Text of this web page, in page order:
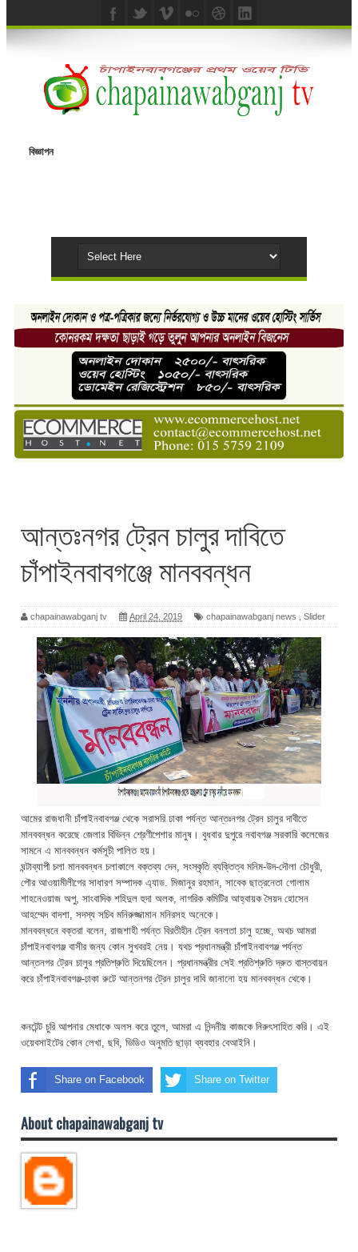
বিজ্ঞাপন
আন্তঃনগর ট্রেন চালুর দাবিতে
চাঁপাইনবাবগঞ্জে মানববন্ধন
chapainawabganj tv April 24, 2019 chapainawabganj news Slider
আমের রাজধানী চাঁপাইনবাবগঞ্জ থেকে সরাসরি ঢাকা পর্যন্ত আন্তঃনগর ট্রেন চালুর দাবীতে
মানববন্ধন করেছে জেলার বিভিন্ন শ্রেণীপেশার মানুষ। বুধবার দুপুরে নবাবগঞ্জ সরকারি কলেজের
সামনে এ মানববন্ধন কর্মসূচী পালিত হয়।
ঘন্টাব্যাপী চলা মানববন্ধন চলাকালে বক্তব্য দেন, সংস্কৃতি ব্যক্তিত্ব মনিম-উদ-দৌলা চৌধুরী,
পৌর আওয়ামীলীগের সাধারণ সম্পাদক এ্যাড. মিজানুর রহমান, সাবেক ছাত্রনেতা গোলাম
শাহনেওয়াজ অপু, সাংবাদিক শহিদুল হুদা অলক, নাগরিক কমিটির আহ্বায়ক সৈয়দ হোসেন
আহম্মেদ বাদশা, সদস্য সচিব মনিরুজ্জামান মনিরসহ অনেকে।
মানববন্ধনে বক্তরা বলেন, রাজশাহী পর্যন্ত বিরতীহীন ট্রেন বনলতা চালু হচ্ছে, অথচ আমরা
চাঁপাইনবাবগঞ্জ বাসীর জন্য কোন সুখবরই নেয়। যথচ প্রধানমন্ত্রী চাঁপাইনবাবগঞ্জ পর্যন্ত
আন্তনগর ট্রেন চালুর প্রতিশ্রুতি দিয়েছিলেন। প্রধানমন্ত্রীর সেই প্রতিশ্রুতি দ্রুত বাস্তবায়ন
করে চাঁপাইনবাবগঞ্জ-ঢাকা রুটে আন্তনগর ট্রেন চালুর দাবি জানানো হয় মানববন্ধন থেকে।
কনটেন্ট চুরি আপনার মেধাকে অলস করে তুলে, আমরা এ নিন্দনীয় কাজকে নিরুৎসাহিত করি। এই
ওয়েবসাইটের কোন লেখা, ছবি, ভিডিও অনুমতি ছাড়া ব্যবহার বেআইনি।
Share on Facebook Share on Twitter
About chapainawabganj tv